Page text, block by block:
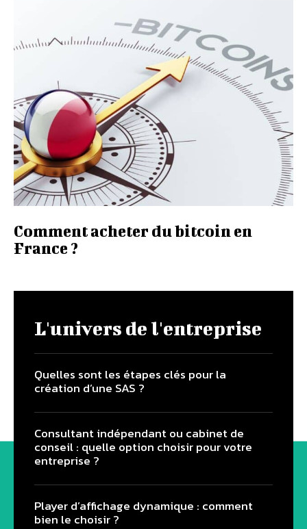
Comment acheter du bitcoin en
France ?
L'univers de l'entreprise
Quelles sont les étapes clés pour la
création d’une SAS ?
Consultant indépendant ou cabinet de
conseil : quelle option choisir pour votre
entreprise ?
Player d’affichage dynamique : comment
bien le choisir ?